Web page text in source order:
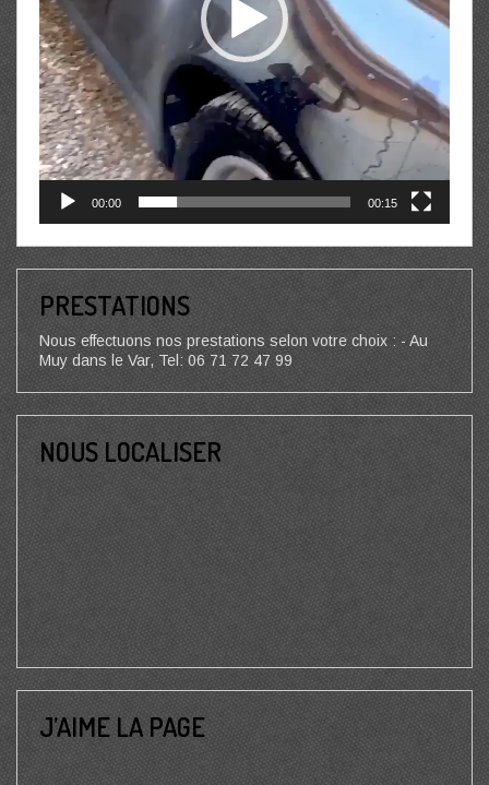
00:00 00:15
PRESTATIONS
Nous effectuons nos prestations selon votre choix : - Au
Muy dans le Var, Tel: 06 71 72 47 99
NOUS LOCALISER
J’AIME LA PAGE